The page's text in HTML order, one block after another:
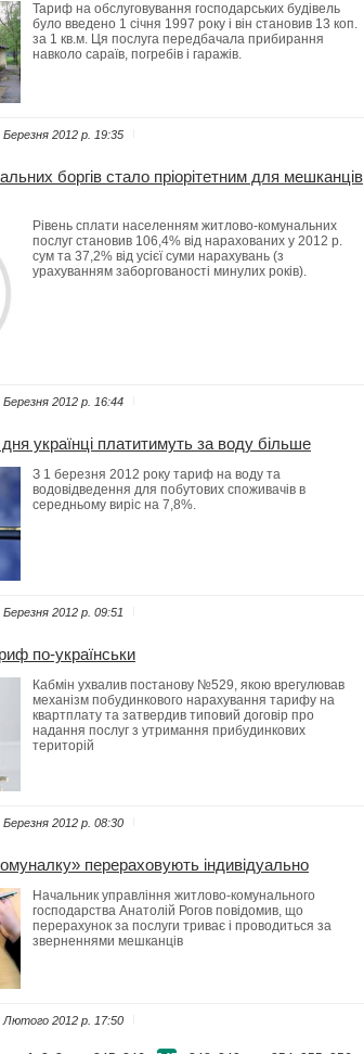
Тариф на обслуговування господарських будівель
було введено 1 січня 1997 року і він становив 13 коп.
за 1 кв.м. Ця послуга передбачала прибирання
навколо сараїв, погребів і гаражів.
Березня 2012 p. 19:35
боргів стало пріорітетним для мешканців
Рівень сплати населенням житлово-комунальних
послуг становив 106,4% від нарахованих у 2012 р.
сум та 37,2% від усієї суми нарахувань (з
урахуванням заборгованості минулих років).
Березня 2012 p. 16:44
українці платитимуть за воду більше
З 1 березня 2012 року тариф на воду та
водовідведення для побутових споживачів в
середньому виріс на 7,8%.
Березня 2012 p. 09:51
по-українськи
Кабмін ухвалив постанову №529, якою врегулював
механізм побудинкового нарахування тарифу на
квартплату та затвердив типовий договір про
надання послуг з утримання прибудинкових
територій
Березня 2012 p. 08:30
перераховують індивідуально
Начальник управління житлово-комунального
господарства Анатолій Рогов повідомив, що
перерахунок за послуги триває і проводиться за
зверненнями мешканців
Лютого 2012 p. 17:50